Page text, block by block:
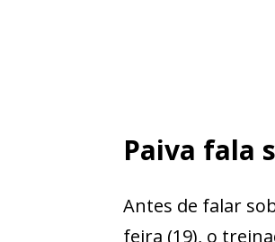
Paiva fala
Antes de falar
feira (19), o